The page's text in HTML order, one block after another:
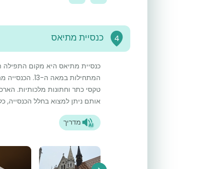
4 כנסיית מתיאס
כנסיית מתיאס היא מקום התפילה
המתחילות
טקסי כתר וחתונות מלכותיות.
אותם ניתן למצוא בחלל הכנסייה,
מדריך